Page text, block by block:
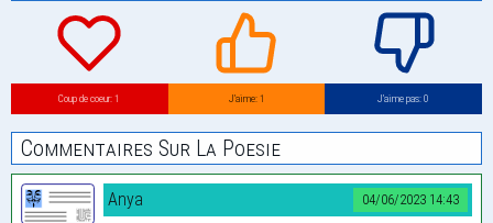
Coup de coeur: 1 J’aime: 1 J’aime pas: 0
Commentaires Sur La Poesie
04/06/2023 14:43
Anya